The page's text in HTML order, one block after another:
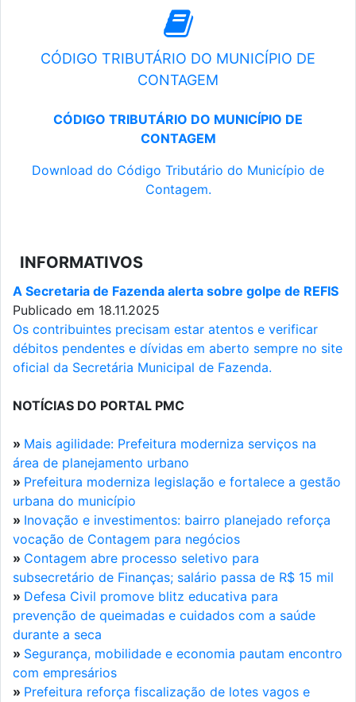
CÓDIGO TRIBUTÁRIO DO MUNICÍPIO DE
CONTAGEM
CÓDIGO TRIBUTÁRIO DO MUNICÍPIO DE
CONTAGEM
Download do Código Tributário do Município de
Contagem.
INFORMATIVOS
A Secretaria de Fazenda alerta sobre golpe de REFIS
Publicado em 18.11.2025
Os contribuintes precisam estar atentos e verificar
débitos pendentes e dívidas em aberto sempre no site
oficial da Secretária Municipal de Fazenda.
NOTÍCIAS DO PORTAL PMC
» Mais agilidade: Prefeitura moderniza serviços na
área de planejamento urbano
» Prefeitura moderniza legislação e fortalece a gestão
urbana do município
» Inovação e investimentos: bairro planejado reforça
vocação de Contagem para negócios
» Contagem abre processo seletivo para
subsecretário de Finanças; salário passa de R$ 15 mil
» Defesa Civil promove blitz educativa para
prevenção de queimadas e cuidados com a saúde
durante a seca
» Segurança, mobilidade e economia pautam encontro
com empresários
» Prefeitura reforça fiscalização de lotes vagos e